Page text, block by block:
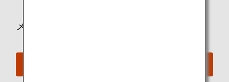
メールで問い合わせる